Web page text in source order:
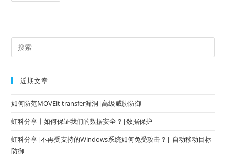
近期文章
如何防范MOVEit transfer漏洞|高级威胁防御
虹科分享丨如何保证我们的数据安全？|数据保护
虹科分享|不再受支持的Windows系统如何免受攻击？| 自动移动目标
防御